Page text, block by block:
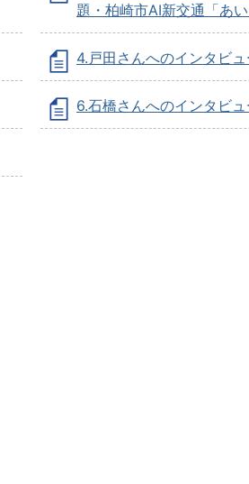
題・柏崎市AI新交通「あ
4.戸田さんへのインタビュ
6.石橋さんへのインタビュ